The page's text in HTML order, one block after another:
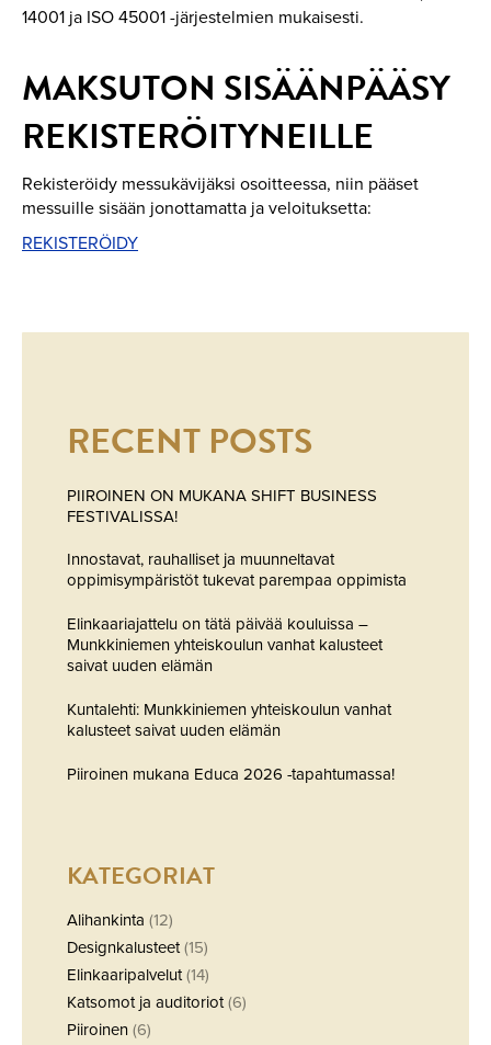
14001 ja ISO 45001 -järjestelmien mukaisesti.
MAKSUTON SISÄÄNPÄÄSY
REKISTERÖITYNEILLE
Rekisteröidy messukävijäksi osoitteessa, niin pääset
messuille sisään jonottamatta ja veloituksetta:
REKISTERÖIDY
RECENT POSTS
PIIROINEN ON MUKANA SHIFT BUSINESS
FESTIVALISSA!
Innostavat, rauhalliset ja muunneltavat
oppimisympäristöt tukevat parempaa oppimista
Elinkaariajattelu on tätä päivää kouluissa –
Munkkiniemen yhteiskoulun vanhat kalusteet
saivat uuden elämän
Kuntalehti: Munkkiniemen yhteiskoulun vanhat
kalusteet saivat uuden elämän
Piiroinen mukana Educa 2026 -tapahtumassa!
KATEGORIAT
Alihankinta (12)
Designkalusteet(15)
Elinkaaripalvelut(14)
Katsomot ja auditoriot(6)
Piiroinen (6)